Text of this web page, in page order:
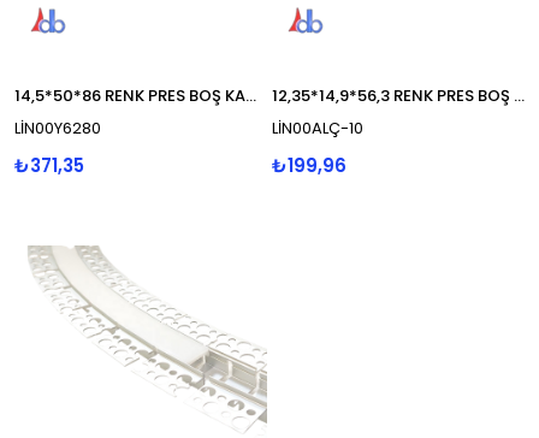
14,5*50*86 RENK PRES BOŞ KANAL TRİMLESS
LİN00Y6280
₺371,35
12,35*14,9*56,3 RENK PRES BOŞ KANAL TRİMLESS
LİN00ALÇ-10
₺199,96